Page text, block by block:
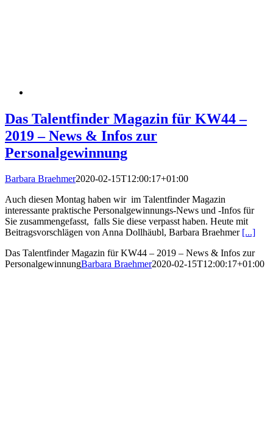
Das Talentfinder Magazin für KW44 –
2019 – News & Infos zur
Personalgewinnung
Barbara Braehmer2020-02-15T12:00:17+01:00
Auch diesen Montag haben wir im Talentfinder Magazin
interessante praktische Personalgewinnungs-News und -Infos für
Sie zusammengefasst, falls Sie diese verpasst haben. Heute mit
Beitragsvorschlägen von Anna Dollhäubl, Barbara Braehmer [...]
Das Talentfinder Magazin für KW44 – 2019 – News & Infos zur
PersonalgewinnungBarbara Braehmer2020-02-15T12:00:17+01:00